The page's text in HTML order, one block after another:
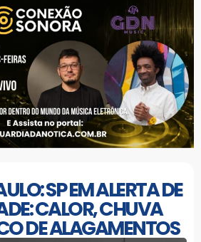
SP EM ALERTA DE
CALOR, CHUVA
DE ALAGAMENTOS